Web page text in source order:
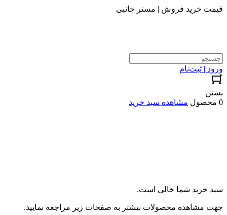
قیمت خرید فروش | مستر جانبی
ورود | ثبت‌نام
بستن
0 محصول
مشاهده سبد خرید
سبد خرید شما خالی است.
جهت مشاهده محصولات بیشتر به صفحات زیر مراجعه نمایید.